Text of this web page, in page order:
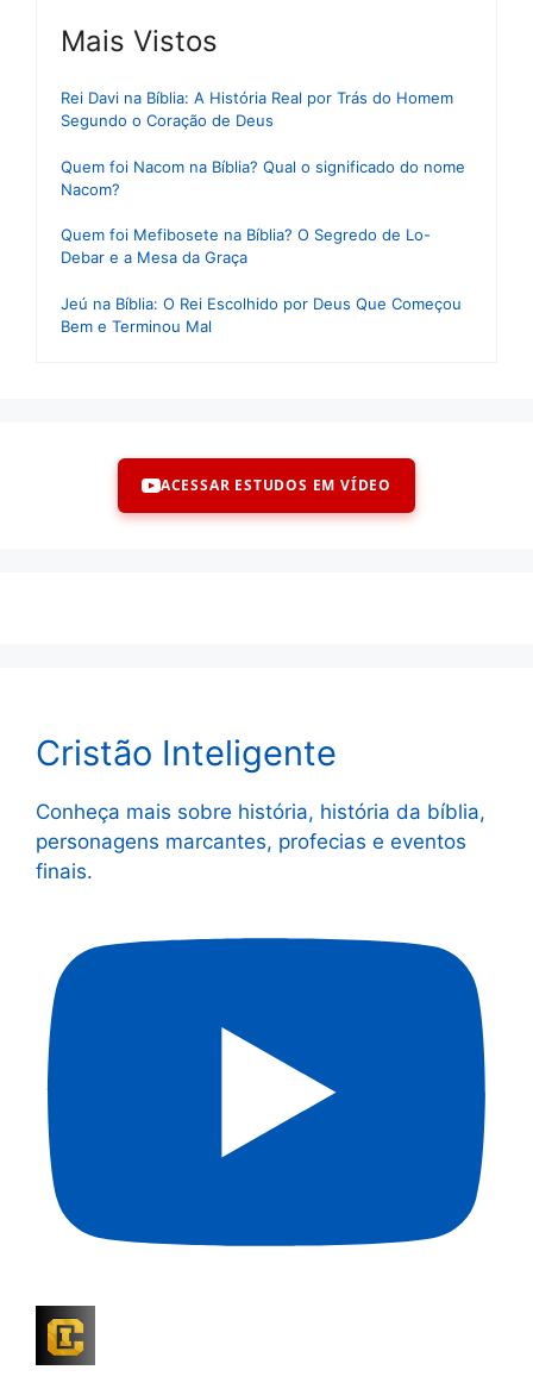
Mais Vistos
Rei Davi na Bíblia: A História Real por Trás do Homem
Segundo o Coração de Deus
Quem foi Nacom na Bíblia? Qual o significado do nome
Nacom?
Quem foi Mefibosete na Bíblia? O Segredo de Lo-
Debar e a Mesa da Graça
Jeú na Bíblia: O Rei Escolhido por Deus Que Começou
Bem e Terminou Mal
ACESSAR ESTUDOS EM VÍDEO
Cristão Inteligente
Conheça mais sobre história, história da bíblia,
personagens marcantes, profecias e eventos
finais.